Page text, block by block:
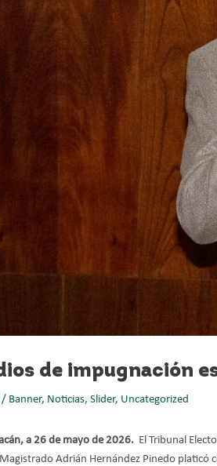
de impugnación
/ Banner, Noticias, Slider, Uncategorized
a 26 de mayo de 2026. El Tribunal
Adrián Hernández Pinedo platicó